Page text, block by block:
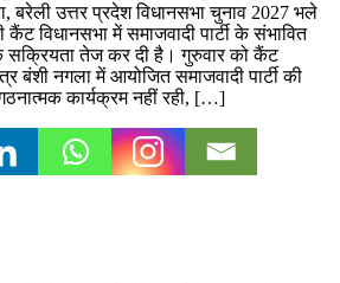
बरेली उत्तर प्रदेश विधानसभा चुनाव 2027 भले
विधानसभा में समाजवादी पार्टी के संभावित
सक्रियता तेज कर दी है। गुरुवार को कैंट
बंशी नगला में आयोजित समाजवादी पार्टी की
कार्यक्रम नहीं रही, […]